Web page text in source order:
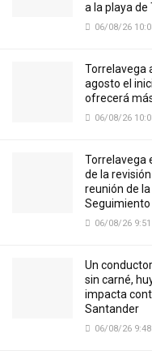
a la playa de
06/08/26
Torrelavega
agosto el
ofrecerá
06/08/26
Torrelavega
de la
reunión de
Seguimiento
06/08/26
Un
sin carné,
impacta
Santander
06/08/26